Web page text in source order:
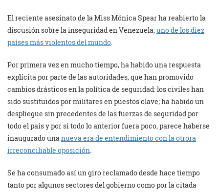
El reciente asesinato de la Miss Mónica Spear ha reabierto la
discusión sobre la inseguridad en Venezuela,uno de los diez
países más violentos del mundo
Por primera vez en mucho tiempo, ha habido una respuesta
explícita por parte de las autoridades, que han promovido
cambios drásticos en la política de seguridad: los civiles han
sido sustituidos por militares en puestos clave; ha habido un
despliegue sin precedentes de las fuerzas de seguridad por
todo el país y por si todo lo anterior fuera poco, parece haberse
inaugurado una nueva era de entendimiento con la otrora
irreconciliable oposición
Se ha consumado así un giro reclamado desde hace tiempo
tanto por algunos sectores del gobierno como por la citada